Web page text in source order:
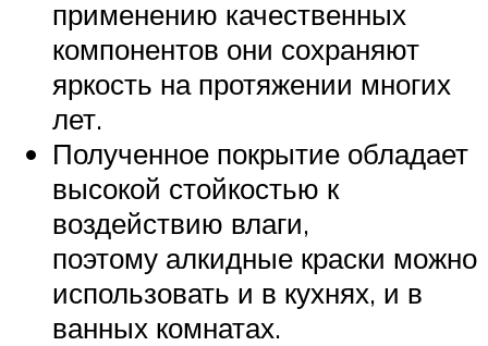
применению качественных
компонентов они сохраняют
яркость на протяжении многих
лет.
Полученное покрытие обладает
высокой стойкостью к
воздействию влаги,
поэтому алкидные краски можно
использовать и в кухнях, и в
ванных комнатах.